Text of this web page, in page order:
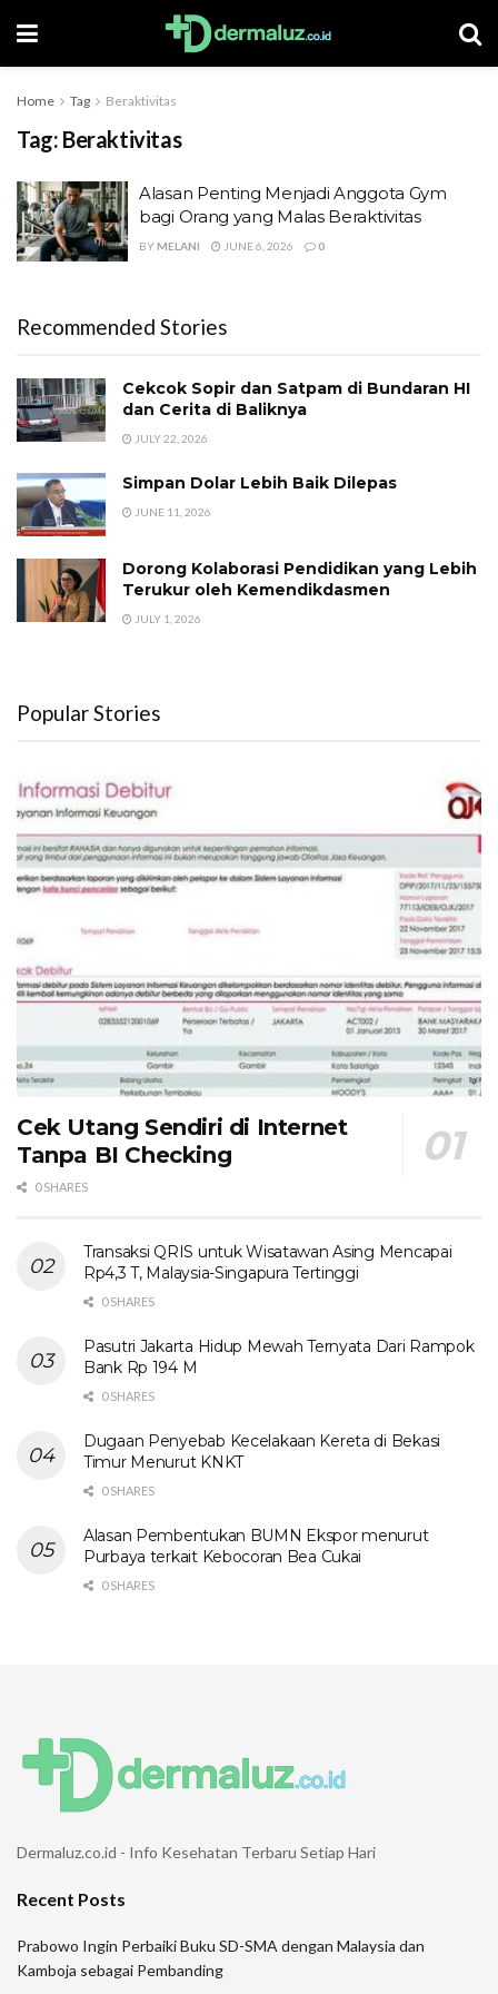
Home Tag Beraktivitas
Tag: Beraktivitas
Alasan Penting Menjadi Anggota Gym
bagi Orang yang Malas Beraktivitas
BY MELANI JUNE 6, 2026 0
Recommended Stories
Cekcok Sopir dan Satpam di Bundaran HI
dan Cerita di Baliknya
JULY 22, 2026
Simpan Dolar Lebih Baik Dilepas
JUNE 11, 2026
Dorong Kolaborasi Pendidikan yang Lebih
Terukur oleh Kemendikdasmen
JULY 1, 2026
Popular Stories
Cek Utang Sendiri di Internet
Tanpa BI Checking
0 SHARES
Transaksi QRIS untuk Wisatawan Asing Mencapai
Rp4,3 T, Malaysia-Singapura Tertinggi
0 SHARES
Pasutri Jakarta Hidup Mewah Ternyata Dari Rampok
Bank Rp 194 M
0 SHARES
Dugaan Penyebab Kecelakaan Kereta di Bekasi
Timur Menurut KNKT
0 SHARES
Alasan Pembentukan BUMN Ekspor menurut
Purbaya terkait Kebocoran Bea Cukai
0 SHARES
Dermaluz.co.id - Info Kesehatan Terbaru Setiap Hari
Recent Posts
Prabowo Ingin Perbaiki Buku SD-SMA dengan Malaysia dan
Kamboja sebagai Pembanding